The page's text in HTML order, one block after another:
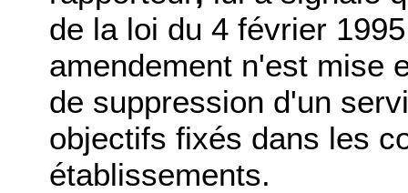
de la loi du 4 février
amendement n'est mise
de suppression d'un
objectifs fixés dans les
établissements.